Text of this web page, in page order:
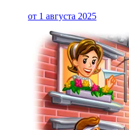
от 1 августа 2025